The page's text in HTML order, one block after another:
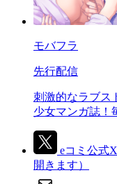
モバフラ
先行配信
刺激的なラブス
少女マンガ誌！
eコミ公式
開きます）